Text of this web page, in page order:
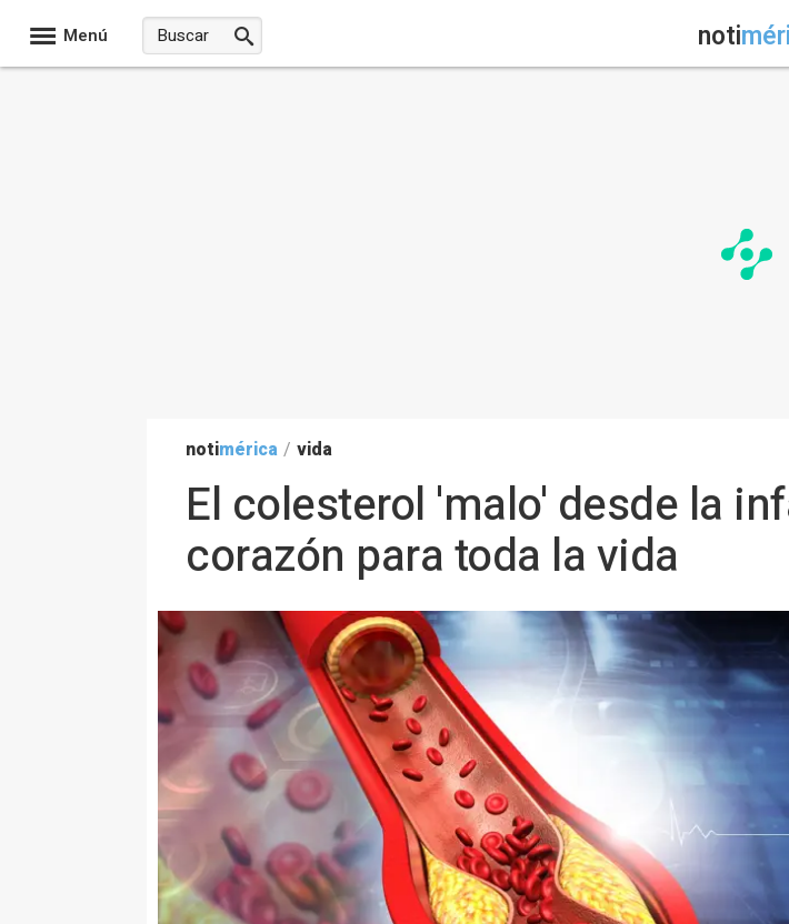
Menú noti
notimérica / vida
El colesterol 'malo' desde la
corazón para toda la vida